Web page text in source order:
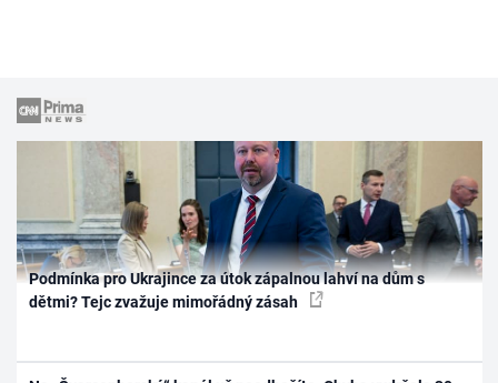
Podmínka pro Ukrajince za útok zápalnou lahví na dům s
dětmi? Tejc zvažuje mimořádný zásah